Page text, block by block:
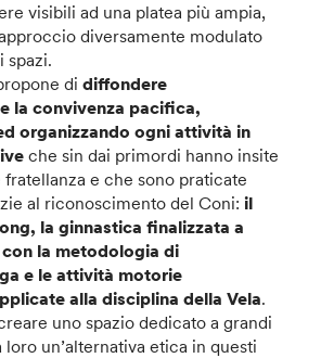
visibili ad una platea più ampia,
diversamente modulato
spazi.
didiffondere
la convivenza pacifica,
organizzando ogni attività in
che sin dai primordi hanno insite
e che sono praticate
al riconoscimento del Coni:il
la ginnastica finalizzata a
la metodologia di
e le attività motorie
alla disciplina della Vela.
uno spazio dedicato a grandi
un’alternativa etica in questi